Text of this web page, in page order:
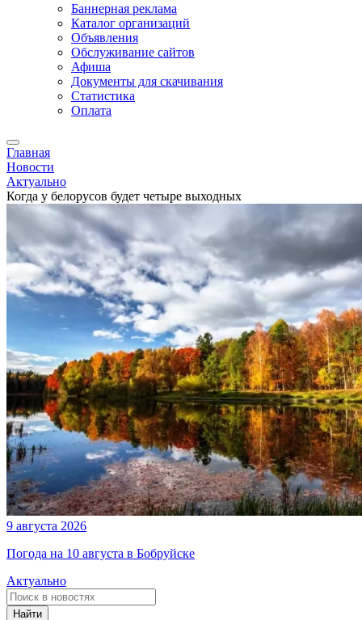
Баннерная реклама
Каталог организаций
Объявления
Обслуживание сайтов
Афиша
Документы для скачивания
Статистика
Оплата
Главная
Новости
Актуально
Когда у белорусов будет четыре выходных
9 августа 2026
Погода на 10 августа в Бобруйске
Актуально
Найти